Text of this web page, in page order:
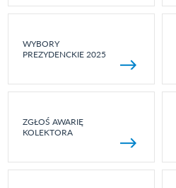
WYBORY
PREZYDENCKIE 2025
ZGŁOŚ AWARIĘ
KOLEKTORA